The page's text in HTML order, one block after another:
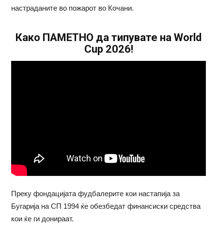
настраданите во пожарот во Кочани.
Како ПАМЕТНО да типувате на World
Cup 2026!
Преку фондацијата фудбалерите кои настапија за
Бугарија на СП 1994 ќе обезбедат финансиски средства
кои ќе ги донираат.